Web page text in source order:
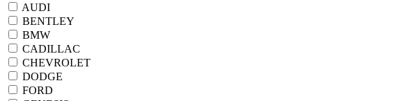
AUDI
BENTLEY
BMW
CADILLAC
CHEVROLET
DODGE
FORD